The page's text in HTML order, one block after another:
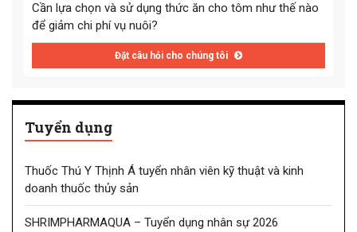
Cần lựa chọn và sử dụng thức ăn cho tôm như thế nào
để giảm chi phí vụ nuôi?
Đặt câu hỏi cho chúng tôi
Tuyển dụng
Thuốc Thú Y Thịnh Á tuyển nhân viên kỹ thuật và kinh
doanh thuốc thủy sản
SHRIMPHARMAQUA – Tuyển dụng nhân sự 2026